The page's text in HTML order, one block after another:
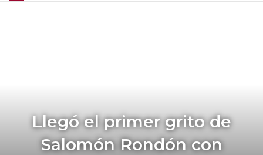
Llegó el primer grito de
Salomón Rondón con